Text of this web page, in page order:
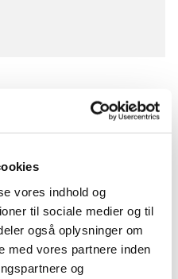
vores indhold og
til sociale medier og til
også oplysninger om
med vores partnere inden
og